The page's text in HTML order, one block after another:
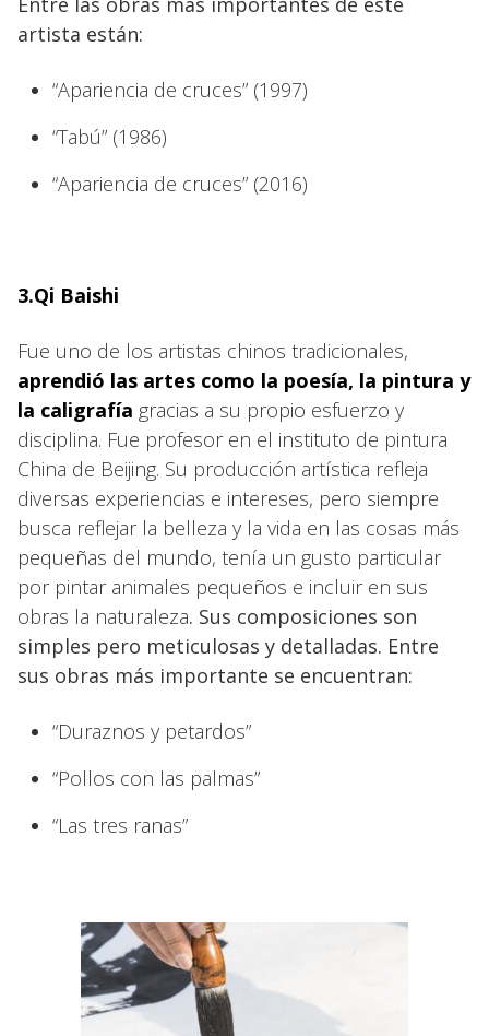
artista están:
“Apariencia de cruces” (1997)
“Tabú” (1986)
“Apariencia de cruces” (2016)
3.Qi Baishi
Fue uno de los artistas chinos tradicionales,
aprendió las artes como la poesía, la pintura y
la caligrafía gracias a su propio esfuerzo y
disciplina. Fue profesor en el instituto de pintura
China de Beijing. Su producción artística refleja
diversas experiencias e intereses, pero siempre
busca reflejar la belleza y la vida en las cosas más
pequeñas del mundo, tenía un gusto particular
por pintar animales pequeños e incluir en sus
obras la naturaleza. Sus composiciones son
simples pero meticulosas y detalladas. Entre
sus obras más importante se encuentran:
“Duraznos y petardos”
“Pollos con las palmas”
“Las tres ranas”